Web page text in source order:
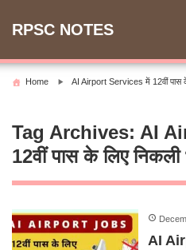
RPSC NOTES
Home AI Airport Services में 12वीं पास के
Tag Archives: AI
12वीं पास के लिए निकली
AI